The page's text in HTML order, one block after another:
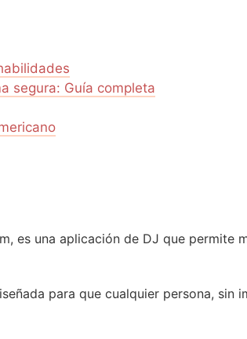
segura: Guía completa
es una aplicación de DJ que permite
para que cualquier persona,